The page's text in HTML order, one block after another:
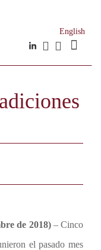
English
de 2018)– Cinco
el pasado mes